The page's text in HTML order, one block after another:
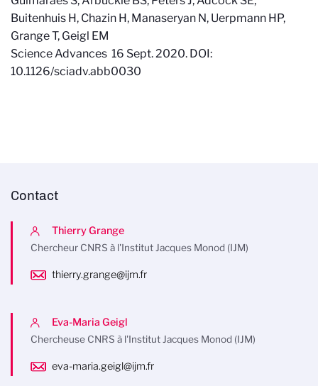
Buitenhuis H, Chazin H, Manaseryan N, Uerpmann HP,
Grange T, Geigl EM
Science Advances 16 Sept. 2020. DOI:
10.1126/sciadv.abb0030
Contact
Thierry Grange
Chercheur CNRS à l'Institut Jacques Monod (IJM)
thierry.grange@ijm.fr
Eva-Maria Geigl
Chercheuse CNRS à l'Institut Jacques Monod (IJM)
eva-maria.geigl@ijm.fr